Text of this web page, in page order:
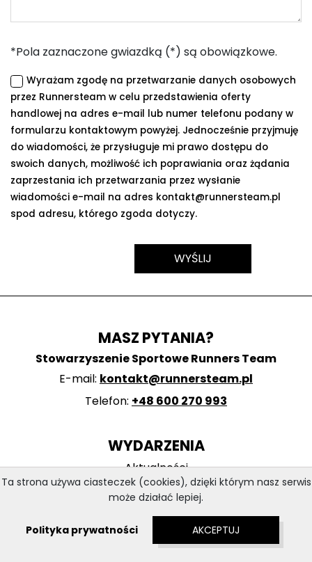
*Pola zaznaczone gwiazdką (*) są obowiązkowe.
Wyrażam zgodę na przetwarzanie danych osobowych
przez Runnersteam w celu przedstawienia oferty
handlowej na adres e-mail lub numer telefonu podany w
formularzu kontaktowym powyżej. Jednocześnie przyjmuję
do wiadomości, że przysługuje mi prawo dostępu do
swoich danych, możliwość ich poprawiania oraz żądania
zaprzestania ich przetwarzania przez wysłanie
wiadomości e-mail na adres kontakt@runnersteam.pl
spod adresu, którego zgoda dotyczy.
MASZ PYTANIA?
Stowarzyszenie Sportowe Runners Team
E-mail: kontakt@runnersteam.pl
Telefon: +48 600 270 993
WYDARZENIA
Aktualności
Duathlon Opinogóra 2021
Bieg Zakochanych 2021
Ta strona używa ciasteczek (cookies), dzięki którym nasz serwis
może działać lepiej.
Polityka prywatności AKCEPTUJ